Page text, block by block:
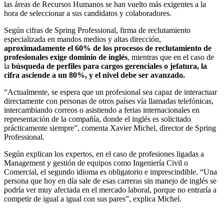
las áreas de Recursos Humanos se han vuelto más exigentes a la
hora de seleccionar a sus candidatos y colaboradores.
Según cifras de Spring Professional, firma de reclutamiento
especializada en mandos medios y altas dirección,
aproximadamente el 60% de los procesos de reclutamiento de
profesionales exige dominio de inglés, mientras que en el caso de
la búsqueda de perfiles para cargos gerenciales o jefatura, la
cifra asciende a un 80%, y el nivel debe ser avanzado.
“Actualmente, se espera que un profesional sea capaz de interactuar
directamente con personas de otros países vía llamadas telefónicas,
intercambiando correos o asistiendo a ferias internacionales en
representación de la compañía, donde el inglés es solicitado
prácticamente siempre”, comenta Xavier Michel, director de Spring
Professional.
Según explican los expertos, en el caso de profesiones ligadas a
Management y gestión de equipos como Ingeniería Civil o
Comercial, el segundo idioma es obligatorio e imprescindible. “Una
persona que hoy en día sale de esas carreras sin manejo de inglés se
podría ver muy afectada en el mercado laboral, porque no entraría a
competir de igual a igual con sus pares”, explica Michel.